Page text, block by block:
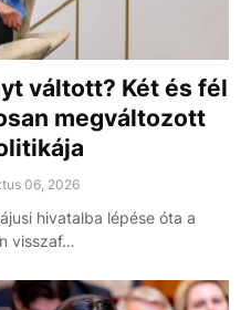
váltott? Két és fél
megváltozott
06, 2026
hivatalba lépése óta a
visszaf…